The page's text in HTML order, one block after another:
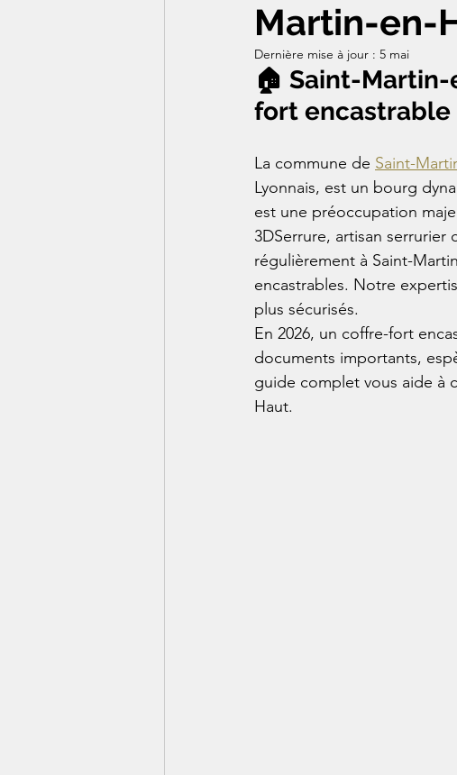
Martin-en-
Dernière mise à jour : 5 mai
🏠 Saint-
fort encastrable
La commune de Saint-
Lyonnais, est un bourg
est une préoccupation
3DSerrure, artisan serrurier
régulièrement à Saint-
encastrables. Notre
plus sécurisés.
En 2026, un coffre-fort
documents importants,
guide complet vous aide à
Haut.